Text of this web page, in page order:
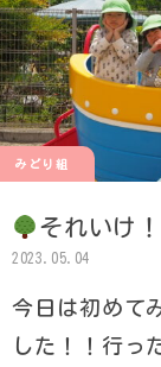
みどり組
それいけ
2023.05.04
今日は初めて
した！！行っ